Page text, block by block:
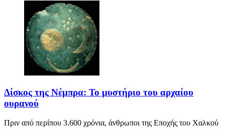
Δίσκος της Νέμπρα: Το μυστήριο του αρχαίου
ουρανού
Πριν από περίπου 3.600 χρόνια, άνθρωποι της Εποχής του Χαλκού